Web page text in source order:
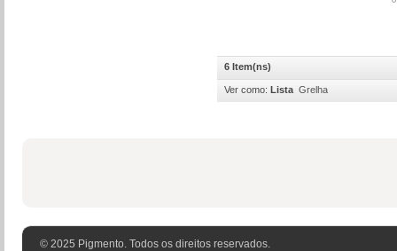
6 Item(ns)
Ver como: Lista Grelha
© 2025 Pigmento. Todos os direitos reservados.